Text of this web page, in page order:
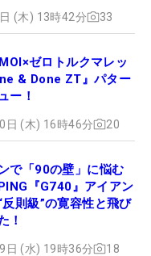
(木) 13時42分 33
ゼロトルクマレッ
& Done ZT』パター
ー！
日 (木) 16時46分 20
で「90の壁」に悩む
『G740』アイアン
則級”の寛容性と飛び
！
日 (水) 19時36分 18